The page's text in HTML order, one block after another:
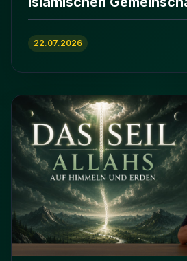
ʿImrān 103-112
22.07.2026